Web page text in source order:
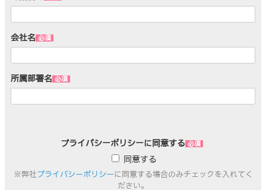
会社名
所属部署名
プライバシーポリシーに同意する
同意する
※弊社プライバシーポリシーに同意する場合のみチェックを入れてく
ださい。